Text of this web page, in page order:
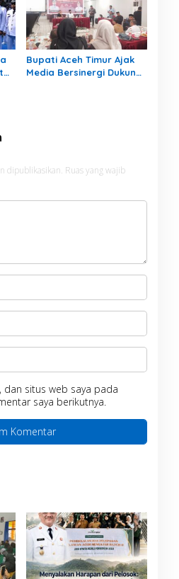
Bupati Aceh Timur Ajak
Media Bersinergi Dukung
dipublikasikan. Ruas yang wajib
dan situs web saya pada
saya berikutnya.